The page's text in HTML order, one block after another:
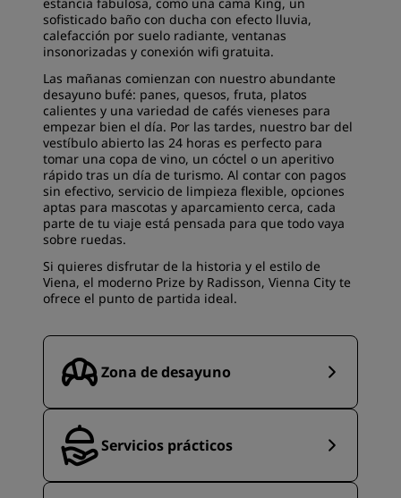
sofisticado baño con ducha con efecto lluvia,
calefacción por suelo radiante, ventanas
insonorizadas y conexión wifi gratuita.
Las mañanas comienzan con nuestro abundante
desayuno bufé: panes, quesos, fruta, platos
calientes y una variedad de cafés vieneses para
empezar bien el día. Por las tardes, nuestro bar del
vestíbulo abierto las 24 horas es perfecto para
tomar una copa de vino, un cóctel o un aperitivo
rápido tras un día de turismo. Al contar con pagos
sin efectivo, servicio de limpieza flexible, opciones
aptas para mascotas y aparcamiento cerca, cada
parte de tu viaje está pensada para que todo vaya
sobre ruedas.
Si quieres disfrutar de la historia y el estilo de
Viena, el moderno Prize by Radisson, Vienna City te
ofrece el punto de partida ideal.
Zona de desayuno
Servicios prácticos